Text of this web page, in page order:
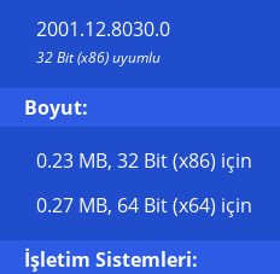
2001.12.8030.0
32 Bit (x86) uyumlu
Boyut:
0.23 MB, 32 Bit (x86) için
0.27 MB, 64 Bit (x64) için
İşletim Sistemleri: